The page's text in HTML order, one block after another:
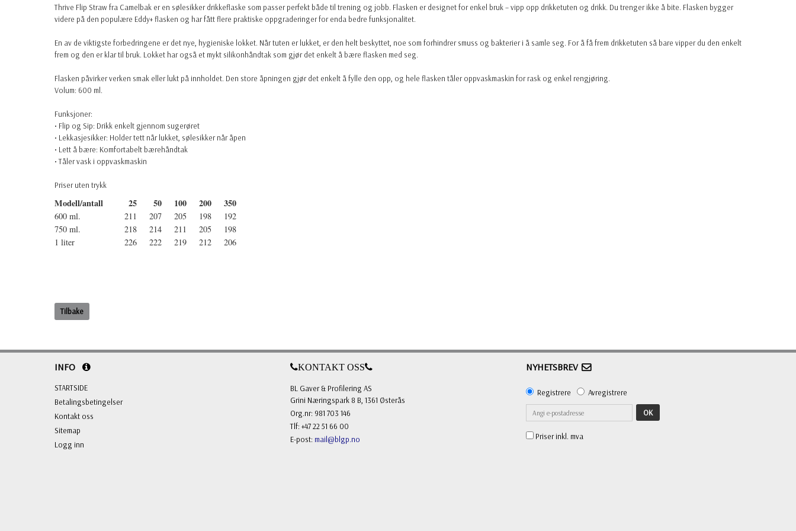
Thrive Flip Straw fra Camelbak er en sølesikker drikkeflaske som passer perfekt både til trening og jobb. Flasken er designet for enkel bruk – vipp opp drikketuten og drikk. Du trenger ikke å bite. Flasken bygger
videre på den populære Eddy+ flasken og har fått flere praktiske oppgraderinger for enda bedre funksjonalitet.
En av de viktigste forbedringene er det nye, hygieniske lokket. Når tuten er lukket, er den helt beskyttet, noe som forhindrer smuss og bakterier i å samle seg. For å få frem drikketuten så bare vipper du den enkelt
frem og den er klar til bruk. Lokket har også et mykt silikonhåndtak som gjør det enkelt å bære flasken med seg.
Flasken påvirker verken smak eller lukt på innholdet. Den store åpningen gjør det enkelt å fylle den opp, og hele flasken tåler oppvaskmaskin for rask og enkel rengjøring.
Volum: 600 ml.
Funksjoner:
• Flip og Sip: Drikk enkelt gjennom sugerøret
• Lekkasjesikker: Holder tett når lukket, sølesikker når åpen
• Lett å bære: Komfortabelt bærehåndtak
• Tåler vask i oppvaskmaskin
Priser uten trykk
Modell/antall 25 50 100 200 350
600 ml. 211 207 205 198
192
750 ml.
218 214 211 205
198
1 liter
226 222 219 212 206
Tilbake
INFO
STARTSIDE
Betalingsbetingelser
Kontakt oss
Sitemap
Logg inn
KONTAKT OSS
BL Gaver & Profilering AS
Grini Næringspark 8 B, 1361 Østerås
Org.nr: 981 703 146
Tlf: +47 22 51 66 00
E-post: mail@blgp.no
NYHETSBREV
Registrere Avregistrere
OK
Priser inkl. mva